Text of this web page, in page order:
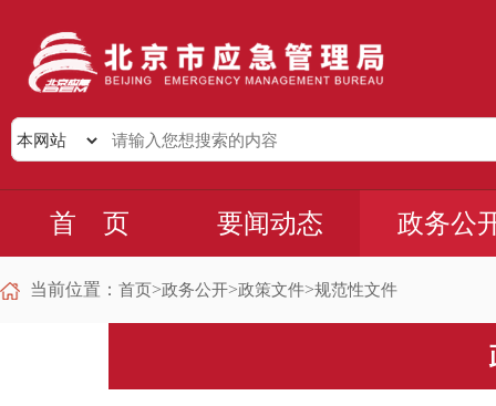
首 页 要闻动态 政务公
当前位置： 首页>政务公开>政策文件>规范性文件